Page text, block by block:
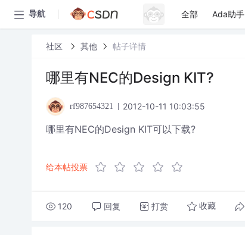
导航 全部 Ada助手
社区 其他 帖子详情
哪里有NEC的Design KIT?
rf987654321 2012-10-11 10:03:55
哪里有NEC的Design KIT可以下载?
给本帖投票
120 回复 打赏 收藏